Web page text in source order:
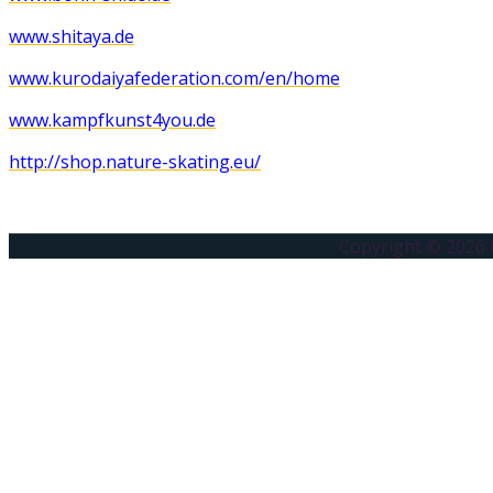
www.shitaya.de
www.kurodaiyafederation.com/en/home
www.kampfkunst4you.de
http://shop.nature-skating.eu/
Copyright © 2026